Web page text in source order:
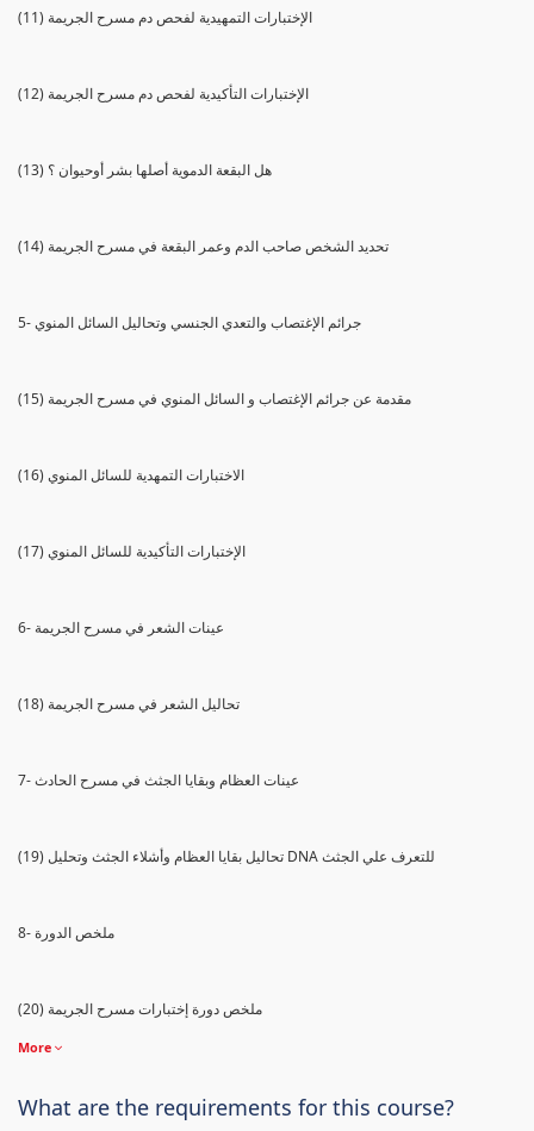
(11) الإختبارات التمهيدية لفحص دم مسرح الجريمة
(12) الإختبارات التأكيدية لفحص دم مسرح الجريمة
(13) هل البقعة الدموية أصلها بشر أوحيوان ؟
(14) تحديد الشخص صاحب الدم وعمر البقعة في مسرح الجريمة
5- جرائم الإغتصاب والتعدي الجنسي وتحاليل السائل المنوي
(15) مقدمة عن جرائم الإغتصاب و السائل المنوي في مسرح الجريمة
(16) الاختبارات التمهدية للسائل المنوي
(17) الإختبارات التأكيدية للسائل المنوي
6- عينات الشعر في مسرح الجريمة
(18) تحاليل الشعر في مسرح الجريمة
7- عينات العظام وبقايا الجثث في مسرح الحادث
(19) تحاليل بقايا العظام وأشلاء الجثث وتحليل DNA للتعرف علي الجثث
8- ملخص الدورة
(20) ملخص دورة إختبارات مسرح الجريمة
More
What are the requirements for this course?